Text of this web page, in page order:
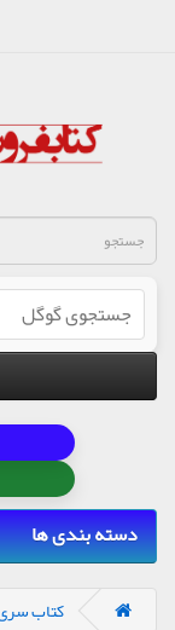
دسته بندی ها
کتاب